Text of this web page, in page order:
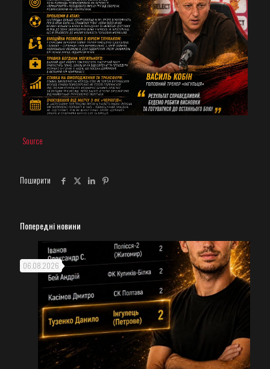
Source
Поширити
Попередні новини
06.08.2026